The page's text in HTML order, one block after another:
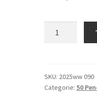
BU
aantal
SKU: 2025ww 090
Categorie: 50